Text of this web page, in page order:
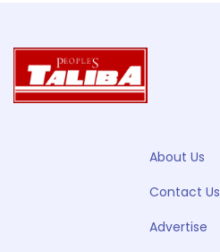
About Us
Contact Us
Advertise